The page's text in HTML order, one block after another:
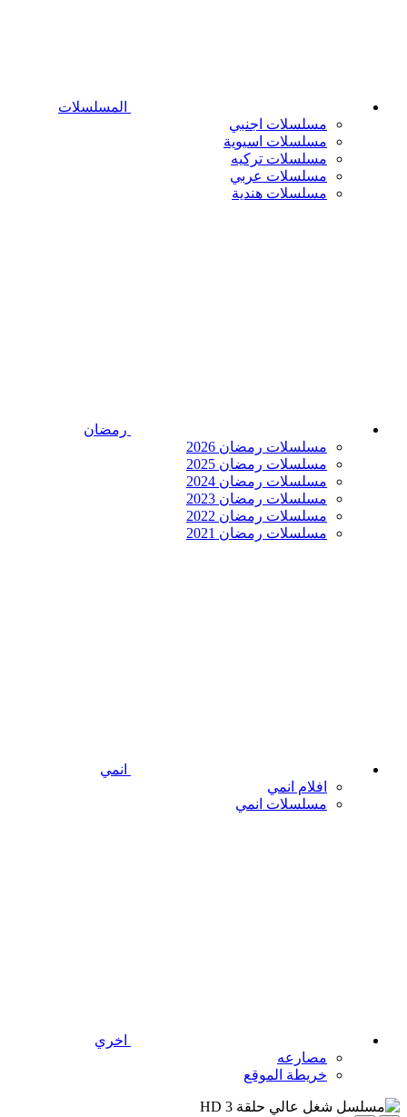
المسلسلات
مسلسلات اجنبي
مسلسلات اسيوية
مسلسلات تركيه
مسلسلات عربي
مسلسلات هندية
رمضان
مسلسلات رمضان 2026
مسلسلات رمضان 2025
مسلسلات رمضان 2024
مسلسلات رمضان 2023
مسلسلات رمضان 2022
مسلسلات رمضان 2021
انمي
افلام انمي
مسلسلات انمي
اخري
مصارعه
خريطة الموقع